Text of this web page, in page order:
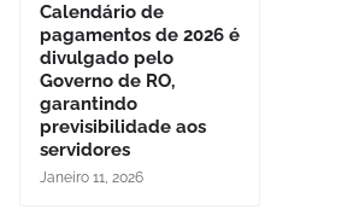
Calendário de
pagamentos de 2026 é
divulgado pelo
Governo de RO,
garantindo
previsibilidade aos
servidores
Janeiro 11, 2026